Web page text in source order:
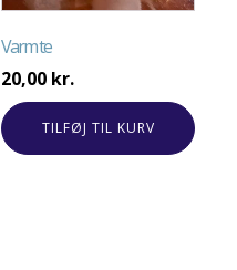
Varm te
20,00 kr.
TILFØJ TIL KURV